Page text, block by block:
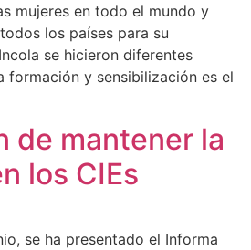
mujeres en todo el mundo y
los países para su
se hicieron diferentes
formación y sensibilización es el
de mantener la
los CIEs
se ha presentado el Informa